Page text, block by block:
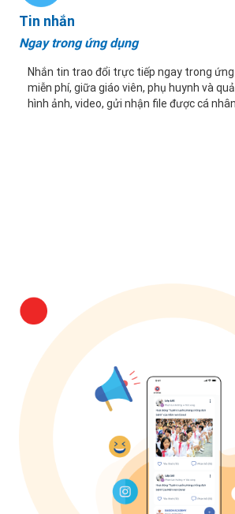
Tin nhắn
Ngay trong ứng dụng
Nhắn tin trao đổi trực tiếp ngay trong
miễn phí, giữa giáo viên, phụ huynh và
hình ảnh, video, gửi nhận file được cá